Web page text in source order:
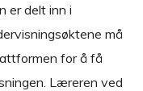
er delt inn i
må
for å få
Læreren ved